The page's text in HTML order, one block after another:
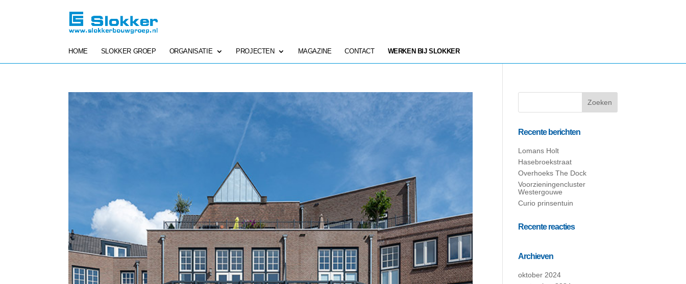
HOME SLOKKER GROEP ORGANISATIE PROJECTEN MAGAZINE CONTACT WERKEN BIJ SLOKKER
Recente berichten
Lomans Holt
Hasebroekstraat
Overhoeks The Dock
Voorzieningencluster
Westergouwe
Curio prinsentuin
Recente reacties
Archieven
oktober 2024